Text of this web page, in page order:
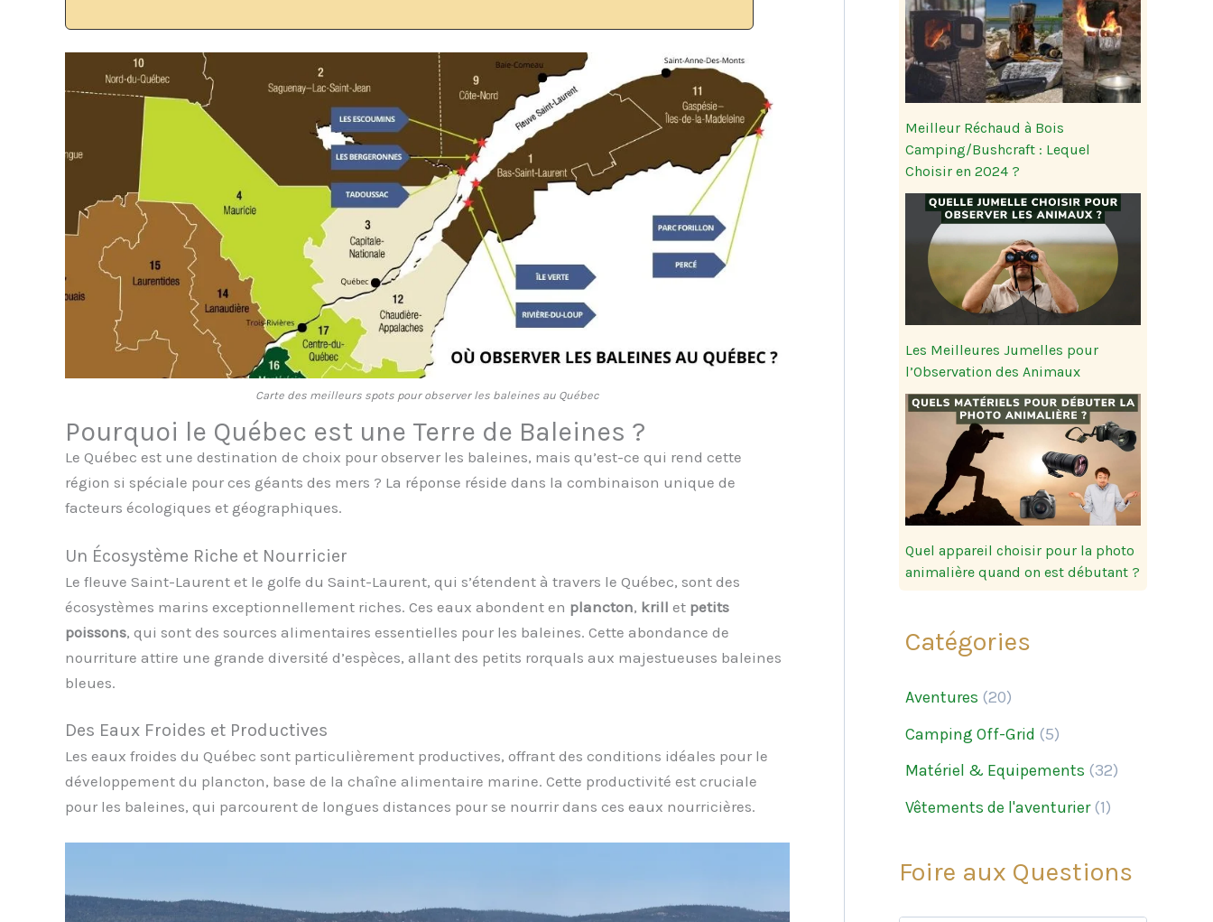
Carte des meilleurs spots pour observer les baleines au Québec
Pourquoi le Québec est une Terre de Baleines ?
Le Québec est une destination de choix pour observer les baleines, mais qu’est-ce qui rend cette
région si spéciale pour ces géants des mers ? La réponse réside dans la combinaison unique de
facteurs écologiques et géographiques.
Un Écosystème Riche et Nourricier
Le fleuve Saint-Laurent et le golfe du Saint-Laurent, qui s’étendent à travers le Québec, sont des
écosystèmes marins exceptionnellement riches. Ces eaux abondent en plancton, krill et petits
poissons, qui sont des sources alimentaires essentielles pour les baleines. Cette abondance de
nourriture attire une grande diversité d’espèces, allant des petits rorquals aux majestueuses baleines
bleues.
Des Eaux Froides et Productives
Les eaux froides du Québec sont particulièrement productives, offrant des conditions idéales pour le
développement du plancton, base de la chaîne alimentaire marine. Cette productivité est cruciale
pour les baleines, qui parcourent de longues distances pour se nourrir dans ces eaux nourricières.
Meilleur Réchaud à Bois
Camping/Bushcraft : Lequel
Choisir en 2024 ?
Les Meilleures Jumelles pour
l’Observation des Animaux
Quel appareil choisir pour la photo
animalière quand on est débutant ?
Catégories
Aventures (20)
Camping Off-Grid (5)
Matériel & Equipements (32)
Vêtements de l'aventurier(1)
Foire aux Questions